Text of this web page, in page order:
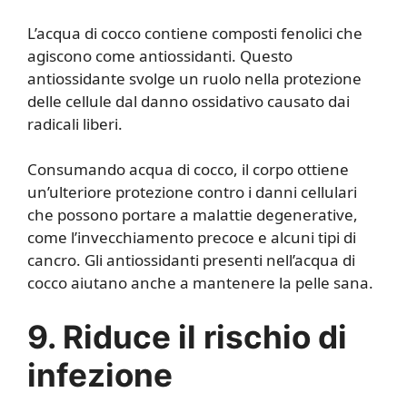
L’acqua di cocco contiene composti fenolici che
agiscono come antiossidanti. Questo
antiossidante svolge un ruolo nella protezione
delle cellule dal danno ossidativo causato dai
radicali liberi.
Consumando acqua di cocco, il corpo ottiene
un’ulteriore protezione contro i danni cellulari
che possono portare a malattie degenerative,
come l’invecchiamento precoce e alcuni tipi di
cancro. Gli antiossidanti presenti nell’acqua di
cocco aiutano anche a mantenere la pelle sana.
9. Riduce il rischio di
infezione